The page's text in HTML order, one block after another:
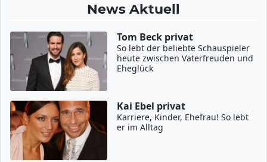
News Aktuell
Tom Beck privat
So lebt der beliebte Schauspieler
heute zwischen Vaterfreuden und
Eheglück
Kai Ebel privat
Karriere, Kinder, Ehefrau! So lebt
er im Alltag